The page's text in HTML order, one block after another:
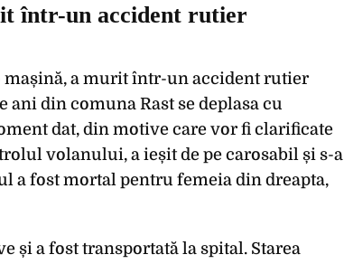
într-un accident rutier
mașină, a murit într-un accident rutier
ani din comuna Rast se deplasa cu
dat, din motive care vor fi clarificate
volanului, a ieșit de pe carosabil și s-a
a fost mortal pentru femeia din dreapta,
și a fost transportată la spital. Starea